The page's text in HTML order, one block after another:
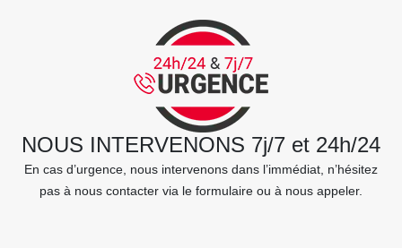
NOUS INTERVENONS 7j/7 et 24h/24
En cas d’urgence, nous intervenons dans l’immédiat, n’hésitez
pas à nous contacter via le formulaire ou à nous appeler.